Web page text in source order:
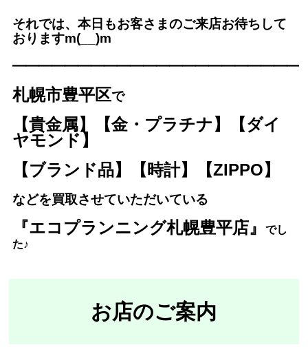
それでは、本日もお客さまのご来店お待ちして
おりますm(__)m
━━━━━━━━━━━━━
札幌市豊平区で
【貴金属】【金・プラチナ】【ダイ
ヤモンド】
【ブランド品】【時計】【ZIPPO】
などを買取させていただいている
『エコプランニング札幌豊平店』でし
た♪
お店のご案内